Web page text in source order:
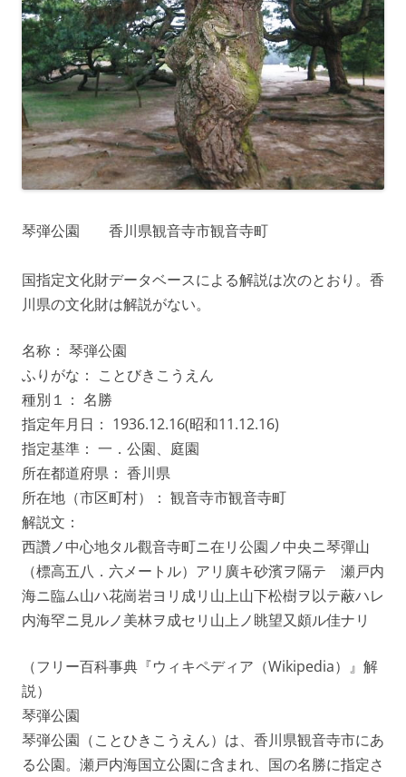
琴弾公園 香川県観音寺市観音寺町
国指定文化財データベースによる解説は次のとおり。香
川県の文化財は解説がない。
名称： 琴弾公園
ふりがな： ことびきこうえん
種別１： 名勝
指定年月日： 1936.12.16(昭和11.12.16)
指定基準： 一．公園、庭園
所在都道府県： 香川県
所在地（市区町村）： 観音寺市観音寺町
解説文：
西讚ノ中心地タル觀音寺町ニ在リ公園ノ中央ニ琴彈山
（標高五八．六メートル）アリ廣キ砂濱ヲ隔テゝ瀬戸内
海ニ臨ム山ハ花崗岩ヨリ成リ山上山下松樹ヲ以テ蔽ハレ
内海罕ニ見ルノ美林ヲ成セリ山上ノ眺望又頗ル佳ナリ
（フリー百科事典『ウィキペディア（Wikipedia）』解
説）
琴弾公園
琴弾公園（ことひきこうえん）は、香川県観音寺市にあ
る公園。瀬戸内海国立公園に含まれ、国の名勝に指定さ